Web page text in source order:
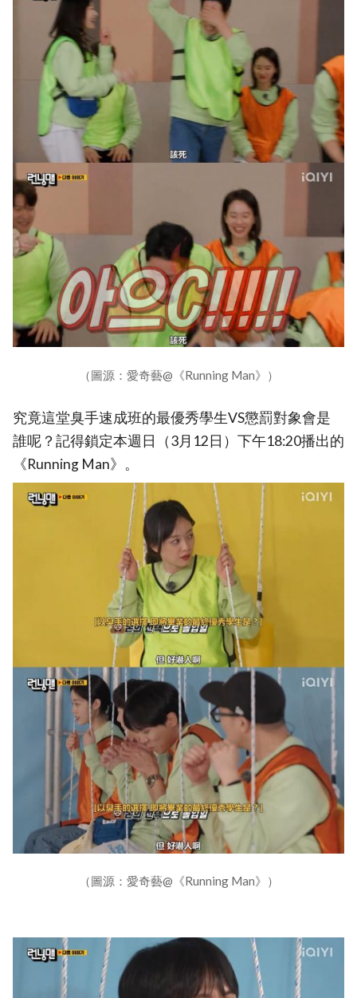
（圖源：愛奇藝@《Running Man》）
究竟這堂臭手速成班的最優秀學生VS懲罰對象會是
誰呢？記得鎖定本週日（3月12日）下午18:20播出的
《Running Man》。
（圖源：愛奇藝@《Running Man》）